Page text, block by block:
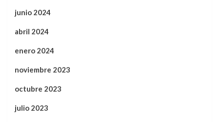
junio 2024
abril 2024
enero 2024
noviembre 2023
octubre 2023
julio 2023